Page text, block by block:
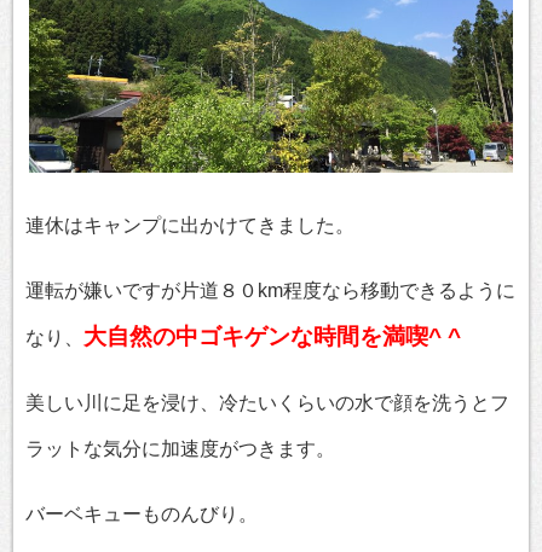
連休はキャンプに出かけてきました。
運転が嫌いですが片道８０km程度なら移動できるように
なり、 大自然の中ゴキゲンな時間を満喫^ ^
美しい川に足を浸け、冷たいくらいの水で顔を洗うとフ
ラットな気分に加速度がつきます。
バーベキューものんびり。